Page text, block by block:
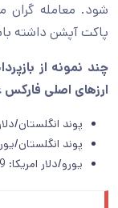
شود. معامله گران
پاکت آپشن داشته
چند نمونه از
ارزهای اصلی فارکس
پوند انگلستان/دلار
پوند انگلستان/یورو:
یورو/دلار امریکا: 89%